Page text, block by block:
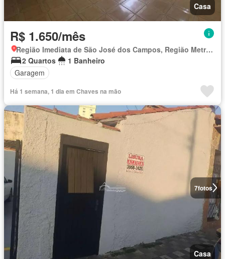
Casa
R$ 1.650/mês
Região Imediata de São José dos Campos, Região Metropolitana do Vale do Paraíba e Litoral Norte
2 Quartos
1 Banheiro
Garagem
Há 1 semana, 1 dia em Chaves na mão
7fotos
Casa